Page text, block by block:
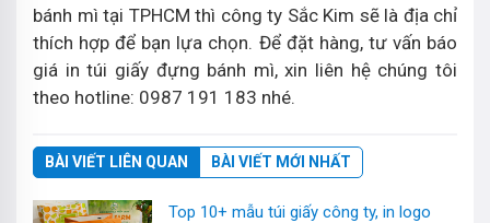
bánh mì tại TPHCM thì công ty Sắc Kim sẽ là địa chỉ
thích hợp để bạn lựa chọn. Để đặt hàng, tư vấn báo
giá in túi giấy đựng bánh mì, xin liên hệ chúng tôi
theo hotline: 0987 191 183 nhé.
BÀI VIẾT LIÊN QUAN BÀI VIẾT MỚI NHẤT
Top 10+ mẫu túi giấy công ty, in logo